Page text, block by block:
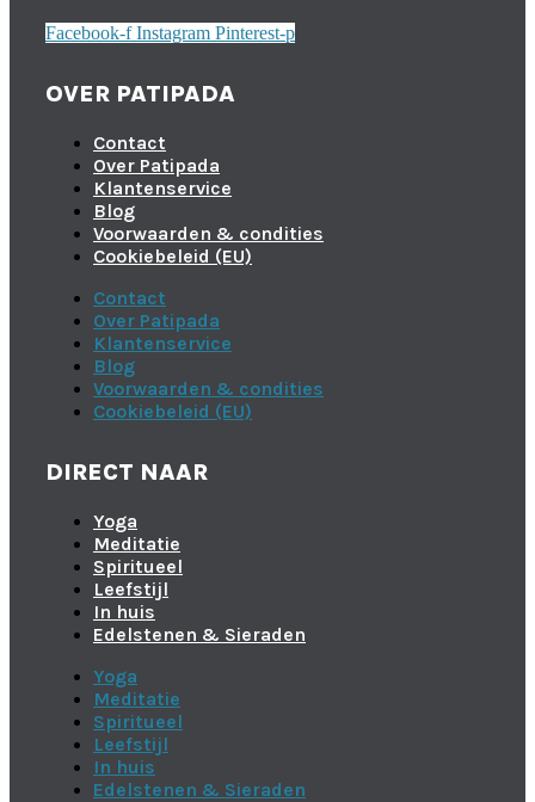
Facebook-f Instagram Pinterest-p
OVER PATIPADA
Contact
Over Patipada
Klantenservice
Blog
Voorwaarden & condities
Cookiebeleid (EU)
Contact
Over Patipada
Klantenservice
Blog
Voorwaarden & condities
Cookiebeleid (EU)
DIRECT NAAR
Yoga
Meditatie
Spiritueel
Leefstijl
In huis
Edelstenen & Sieraden
Yoga
Meditatie
Spiritueel
Leefstijl
In huis
Edelstenen & Sieraden